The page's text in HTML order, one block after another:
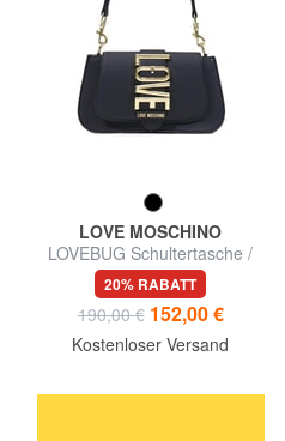
LOVE MOSCHINO
LOVEBUG Schultertasche /
Umhängetasche
20% RABATT
190,00 € 152,00 €
Kostenloser Versand